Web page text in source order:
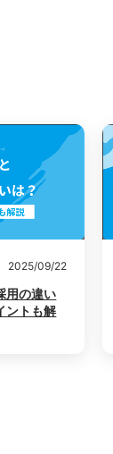
2025/09/22
用の違い
ントも解